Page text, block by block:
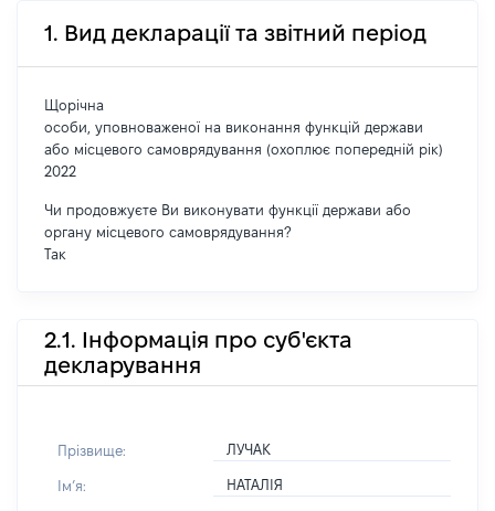
1. Вид декларації та звітний період
Щорічна
особи, уповноваженої на виконання функцій держави
або місцевого самоврядування (охоплює попередній рік)
2022
Чи продовжуєте Ви виконувати функції держави або
органу місцевого самоврядування?
Так
2.1. Інформація про суб'єкта
декларування
Прізвище: ЛУЧАК
Імʼя: НАТАЛІЯ